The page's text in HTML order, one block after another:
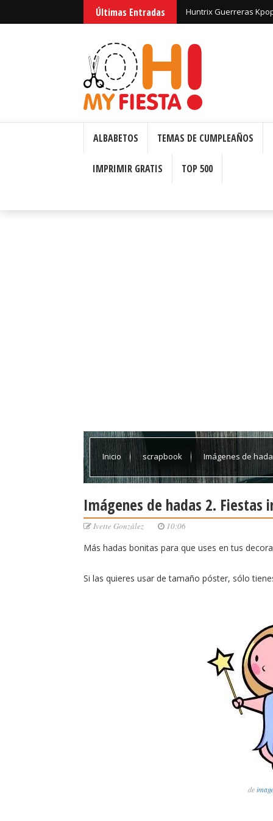
Últimas Entradas Huntrix Guerreras
ALBABETOS TEMAS DE CUMPLEAÑOS
IMPRIMIR GRATIS TOP 500
Inicio scrapbook Imágenes de
Imágenes de hadas 2. Fiestas
Ivette González 10:06
Más hadas bonitas para que uses en tus
Si las quieres usar de tamaño póster, sólo
de